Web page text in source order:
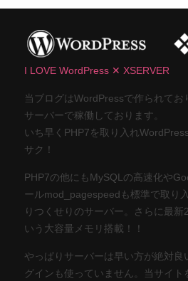
I LOVE WordPress ✕ XSERVER
当ブログはWordPressで作られてお
サーバーで稼働しております。
いち早くPHP7を取り入れ
サク！
PHP7の他にもMySQLの高速化や
ールmod_pagespeedも標準で取り
りつくせりのサーバー。さらに最新
いう大容量メモリ搭載！！
やっぱりサーバーは早い方が絶対良
グインも使っていません。当サイト